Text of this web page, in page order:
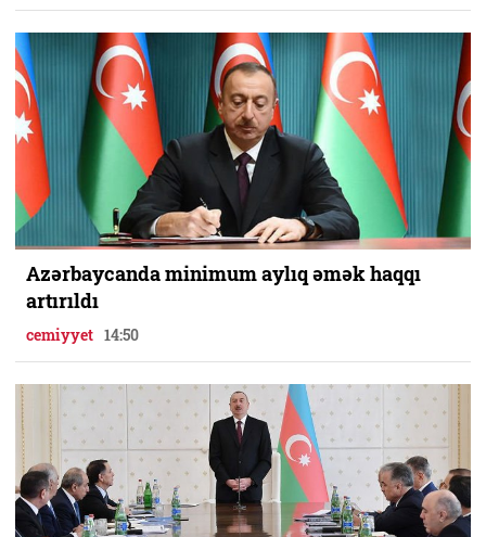
Azərbaycanda minimum aylıq əmək haqqı
artırıldı
cemiyyet 14:50